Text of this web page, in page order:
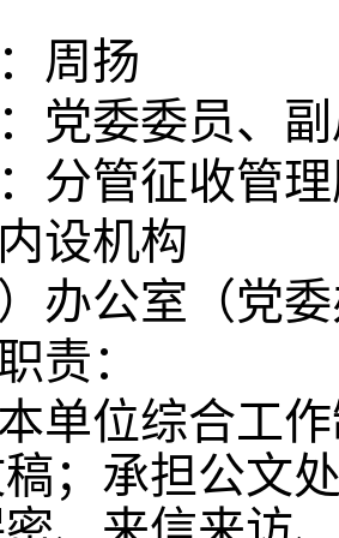
周扬
党委委员、
分管征收管
设机构
）办公室（党
责：
单位综合工
；承担公文